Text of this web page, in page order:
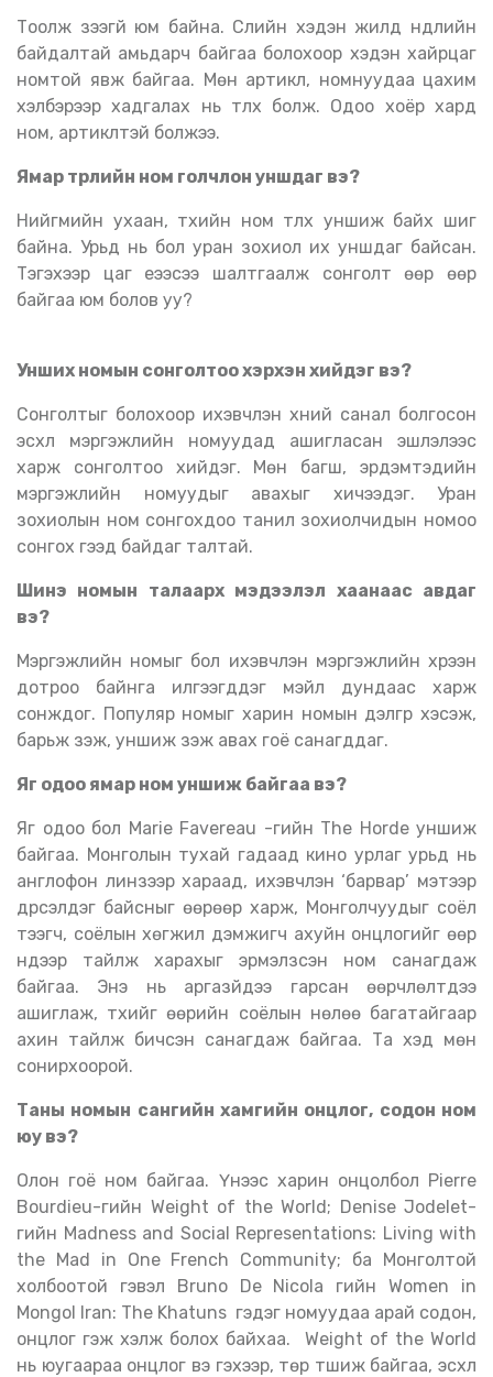
Тоолж үзээгүй юм байна. Сүүлийн хэдэн жилд нүүдлийн
байдалтай амьдарч байгаа болохоор хэдэн хайрцаг
номтой явж байгаа. Мөн артикл, номнуудаа цахим
хэлбэрээр хадгалах нь түлхүү болж. Одоо хоёр хард
ном, артиклтэй болжээ.
Ямар төрлийн ном голчлон уншдаг вэ?
Нийгмийн ухаан, түүхийн ном түлхүү уншиж байх шиг
байна. Урьд нь бол уран зохиол их уншдаг байсан.
Тэгэхээр цаг үеээсээ шалтгаалж сонголт өөр өөр
байгаа юм болов уу?
Унших номын сонголтоо хэрхэн хийдэг вэ?
Сонголтыг болохоор ихэвчлэн хүний санал болгосон
эсхүл мэргэжлийн номуудад ашигласан эшлэлээс
харж сонголтоо хийдэг. Мөн багш, эрдэмтэдийн
мэргэжлийн номуудыг авахыг хичээдэг. Уран
зохиолын ном сонгохдоо танил зохиолчидын номоо
сонгох гээд байдаг талтай.
Шинэ номын талаарх мэдээлэл хаанаас авдаг
вэ?
Мэргэжлийн номыг бол ихэвчлэн мэргэжлийн хүрээн
дотроо байнга илгээгддэг мэйл дундаас харж
сонждог. Популяр номыг харин номын дэлгүүр хэсэж,
барьж үзэж, уншиж үзэж авах гоё санагддаг.
Яг одоо ямар ном уншиж байгаа вэ?
Яг одоо бол Marie Favereau -гийн The Horde уншиж
байгаа. Монголын тухай гадаад кино урлаг урьд нь
англофон линзээр хараад, ихэвчлэн ‘барвар’ мэтээр
дүрсэлдэг байсныг өөрөөр харж, Монголчуудыг соёл
тээгч, соёлын хөгжил дэмжигч ахуйн онцлогийг өөр
нүдээр тайлж харахыг эрмэлзсэн ном санагдаж
байгаа. Энэ нь аргазүйдээ гарсан өөрчлөлтүүдээ
ашиглаж, түүхийг өөрийн соёлын нөлөө багатайгаар
ахин тайлж бичсэн санагдаж байгаа. Та хэд мөн
сонирхоорой.
Таны номын сангийн хамгийн онцлог, содон ном
юу вэ?
Олон гоё ном байгаа. Үүнээс харин онцолбол Pierre
Bourdieu-гийн Weight of the World; Denise Jodelet-
гийн Madness and Social Representations: Living with
the Mad in One French Community; ба Монголтой
холбоотой гэвэл Bruno De Nicola гийн Women in
Mongol Iran: The Khatuns гэдэг номуудаа арай содон,
онцлог гэж хэлж болох байхаа. Weight of the World
нь юугаараа онцлог вэ гэхээр, төр түшиж байгаа, эсхүл